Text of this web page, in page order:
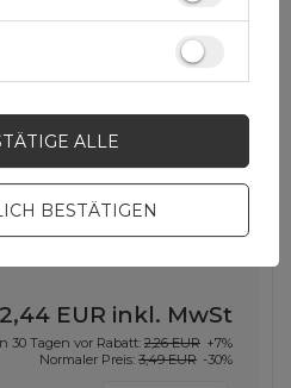
reflektierender Gurt
2,44 EUR inkl. MwSt
30 Tagen vor Rabatt: 2,26 EUR +7%
Normaler Preis: 3,49 EUR -30%
BESTÄTIGEN
ALLE